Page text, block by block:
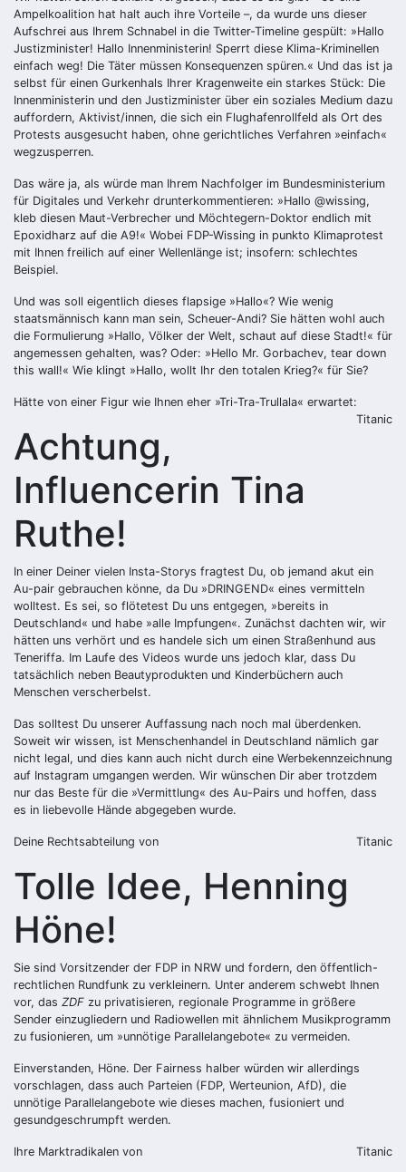
Ampelkoalition hat halt auch ihre Vorteile –, da wurde uns dieser
Aufschrei aus Ihrem Schnabel in die Twitter-Timeline gespült: »Hallo
Justizminister! Hallo Innenministerin! Sperrt diese Klima-Kriminellen
einfach weg! Die Täter müssen Konsequenzen spüren.« Und das ist ja
selbst für einen Gurkenhals Ihrer Kragenweite ein starkes Stück: Die
Innenministerin und den Justizminister über ein soziales Medium dazu
auffordern, Aktivist/innen, die sich ein Flughafenrollfeld als Ort des
Protests ausgesucht haben, ohne gerichtliches Verfahren »einfach«
wegzusperren.
Das wäre ja, als würde man Ihrem Nachfolger im Bundesministerium
für Digitales und Verkehr drunterkommentieren: »Hallo @wissing,
kleb diesen Maut-Verbrecher und Möchtegern-Doktor endlich mit
Epoxidharz auf die A9!« Wobei FDP-Wissing in punkto Klimaprotest
mit Ihnen freilich auf einer Wellenlänge ist; insofern: schlechtes
Beispiel.
Und was soll eigentlich dieses flapsige »Hallo«? Wie wenig
staatsmännisch kann man sein, Scheuer-Andi? Sie hätten wohl auch
die Formulierung »Hallo, Völker der Welt, schaut auf diese Stadt!« für
angemessen gehalten, was? Oder: »Hello Mr. Gorbachev, tear down
this wall!« Wie klingt »Hallo, wollt Ihr den totalen Krieg?« für Sie?
Hätte von einer Figur wie Ihnen eher »Tri-Tra-Trullala« erwartet:
Titanic
Achtung,
Influencerin Tina
Ruthe!
In einer Deiner vielen Insta-Storys fragtest Du, ob jemand akut ein
Au-pair gebrauchen könne, da Du »DRINGEND« eines vermitteln
wolltest. Es sei, so flötetest Du uns entgegen, »bereits in
Deutschland« und habe »alle Impfungen«. Zunächst dachten wir, wir
hätten uns verhört und es handele sich um einen Straßenhund aus
Teneriffa. Im Laufe des Videos wurde uns jedoch klar, dass Du
tatsächlich neben Beautyprodukten und Kinderbüchern auch
Menschen verscherbelst.
Das solltest Du unserer Auffassung nach noch mal überdenken.
Soweit wir wissen, ist Menschenhandel in Deutschland nämlich gar
nicht legal, und dies kann auch nicht durch eine Werbekennzeichnung
auf Instagram umgangen werden. Wir wünschen Dir aber trotzdem
nur das Beste für die »Vermittlung« des Au-Pairs und hoffen, dass
es in liebevolle Hände abgegeben wurde.
Deine Rechtsabteilung von Titanic
Tolle Idee, Henning
Höne!
Sie sind Vorsitzender der FDP in NRW und fordern, den öffentlich-
rechtlichen Rundfunk zu verkleinern. Unter anderem schwebt Ihnen
vor, das ZDF zu privatisieren, regionale Programme in größere
Sender einzugliedern und Radiowellen mit ähnlichem Musikprogramm
zu fusionieren, um »unnötige Parallelangebote« zu vermeiden.
Einverstanden, Höne. Der Fairness halber würden wir allerdings
vorschlagen, dass auch Parteien (FDP, Werteunion, AfD), die
unnötige Parallelangebote wie dieses machen, fusioniert und
gesundgeschrumpft werden.
Ihre Marktradikalen von Titanic